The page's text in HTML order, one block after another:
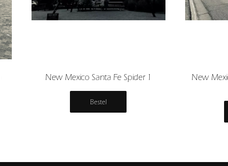
New Mexico Santa Fe Spider 1
Bestel
New